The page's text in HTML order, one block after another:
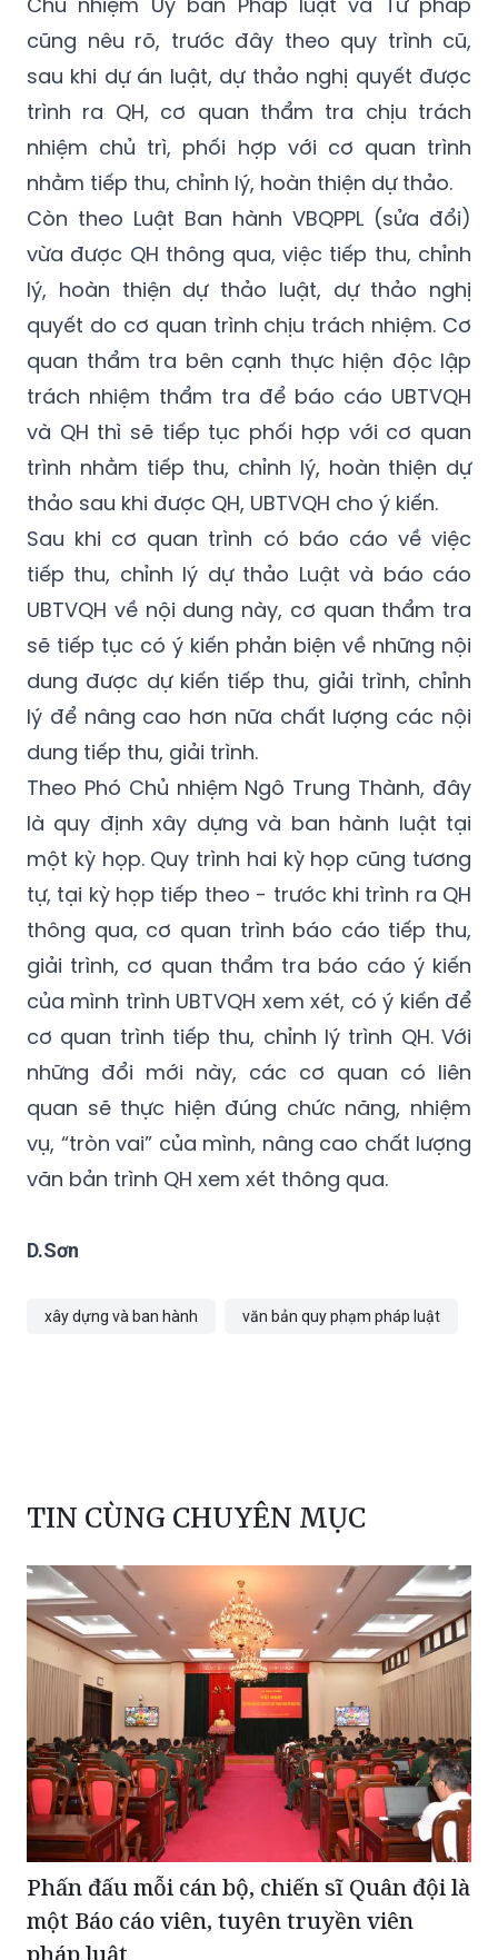
sau khi dự án luật, dự thảo nghị quyết được
trình ra QH, cơ quan thẩm tra chịu trách
nhiệm chủ trì, phối hợp với cơ quan trình
nhằm tiếp thu, chỉnh lý, hoàn thiện dự thảo.
Còn theo Luật Ban hành VBQPPL (sửa đổi)
vừa được QH thông qua, việc tiếp thu, chỉnh
lý, hoàn thiện dự thảo luật, dự thảo nghị
quyết do cơ quan trình chịu trách nhiệm. Cơ
quan thẩm tra bên cạnh thực hiện độc lập
trách nhiệm thẩm tra để báo cáo UBTVQH
và QH thì sẽ tiếp tục phối hợp với cơ quan
trình nhằm tiếp thu, chỉnh lý, hoàn thiện dự
thảo sau khi được QH, UBTVQH cho ý kiến.
Sau khi cơ quan trình có báo cáo về việc
tiếp thu, chỉnh lý dự thảo Luật và báo cáo
UBTVQH về nội dung này, cơ quan thẩm tra
sẽ tiếp tục có ý kiến phản biện về những nội
dung được dự kiến tiếp thu, giải trình, chỉnh
lý để nâng cao hơn nữa chất lượng các nội
dung tiếp thu, giải trình.
Theo Phó Chủ nhiệm Ngô Trung Thành, đây
là quy định xây dựng và ban hành luật tại
một kỳ họp. Quy trình hai kỳ họp cũng tương
tự, tại kỳ họp tiếp theo - trước khi trình ra QH
thông qua, cơ quan trình báo cáo tiếp thu,
giải trình, cơ quan thẩm tra báo cáo ý kiến
của mình trình UBTVQH xem xét, có ý kiến để
cơ quan trình tiếp thu, chỉnh lý trình QH. Với
những đổi mới này, các cơ quan có liên
quan sẽ thực hiện đúng chức năng, nhiệm
vụ, “tròn vai” của mình, nâng cao chất lượng
văn bản trình QH xem xét thông qua.
D.Sơn
xây dựng và ban hành
Phấn đấu mỗi cán bộ, chiến sĩ Quân đội là
một Báo cáo viên, tuyên truyền viên
pháp luật